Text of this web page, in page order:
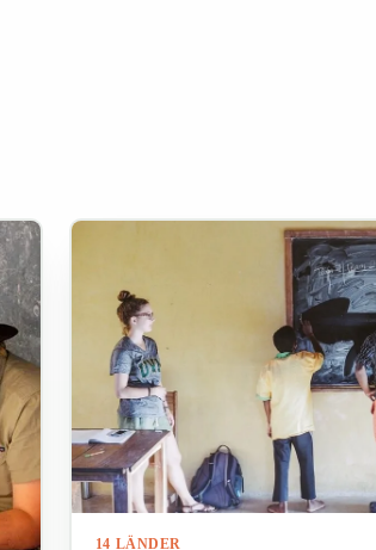
14 LÄNDER